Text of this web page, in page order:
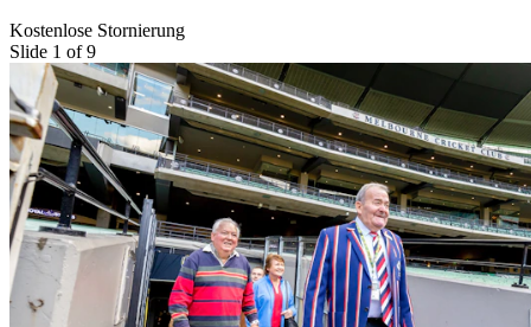
Kostenlose Stornierung
Slide 1 of 9